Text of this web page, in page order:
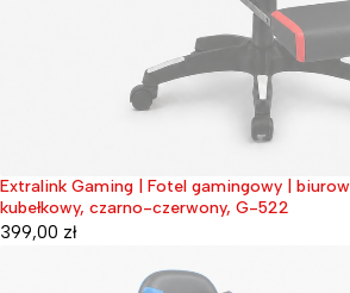
Wyprzedane
Extralink Gaming | Fotel gamingowy |
kubełkowy, czarno-czerwony, G-522
399,00 zł